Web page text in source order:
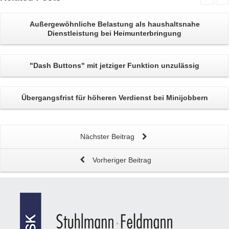
Außergewöhnliche Belastung als haushaltsnahe
Dienstleistung bei Heimunterbringung
"Dash Buttons" mit jetziger Funktion unzulässig
Übergangsfrist für höheren Verdienst bei Minijobbern
Nächster Beitrag
Vorheriger Beitrag